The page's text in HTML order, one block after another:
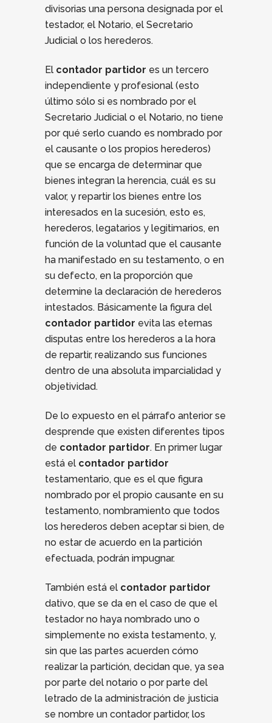
divisorias una persona designada por el
testador, el Notario, el Secretario
Judicial o los herederos.
El contador partidor es un tercero
independiente y profesional (esto
último sólo si es nombrado por el
Secretario Judicial o el Notario, no tiene
por qué serlo cuando es nombrado por
el causante o los propios herederos)
que se encarga de determinar que
bienes integran la herencia, cuál es su
valor, y repartir los bienes entre los
interesados en la sucesión, esto es,
herederos, legatarios y legitimarios, en
función de la voluntad que el causante
ha manifestado en su testamento, o en
su defecto, en la proporción que
determine la declaración de herederos
intestados. Básicamente la figura del
contador partidor evita las eternas
disputas entre los herederos a la hora
de repartir, realizando sus funciones
dentro de una absoluta imparcialidad y
objetividad.
De lo expuesto en el párrafo anterior se
desprende que existen diferentes tipos
de contador partidor. En primer lugar
está el contador partidor
testamentario, que es el que figura
nombrado por el propio causante en su
testamento, nombramiento que todos
los herederos deben aceptar si bien, de
no estar de acuerdo en la partición
efectuada, podrán impugnar.
También está el contador partidor
dativo, que se da en el caso de que el
testador no haya nombrado uno o
simplemente no exista testamento, y,
sin que las partes acuerden cómo
realizar la partición, decidan que, ya sea
por parte del notario o por parte del
letrado de la administración de justicia
se nombre un contador partidor, los